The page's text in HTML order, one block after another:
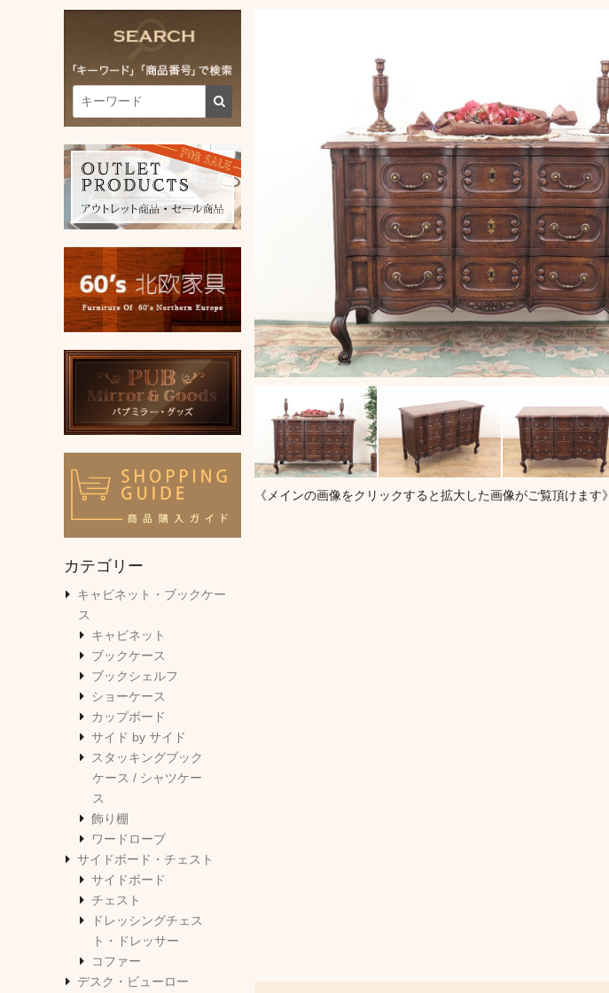
《メインの画像をクリックすると拡大した画像がご覧頂けます》
カテゴリー
キャビネット・ブックケー
ス
キャビネット
ブックケース
ブックシェルフ
ショーケース
カップボード
サイド by サイド
スタッキングブック
ケース / シャツケー
ス
飾り棚
ワードローブ
サイドボード・チェスト
サイドボード
チェスト
ドレッシングチェス
ト・ドレッサー
コファー
デスク・ビューロー